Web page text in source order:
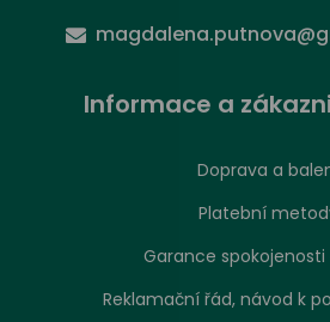
Informace a
Doprava a
Platební
Garance spokojenosti
Reklamační řád, návod k